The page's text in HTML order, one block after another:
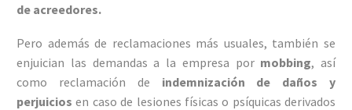
de acreedores.
Pero además de reclamaciones más usuales, también se
enjuician las demandas a la empresa por mobbing, así
como reclamación de indemnización de daños y
perjuiciosen caso de lesiones físicas o psíquicas derivados